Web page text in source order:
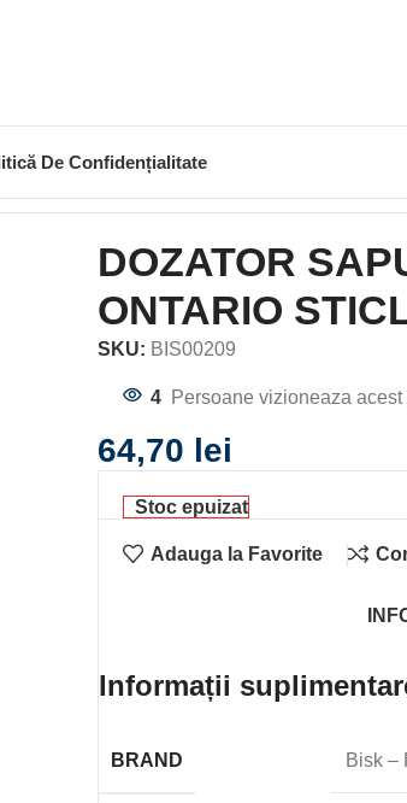
De Confidențialitate
DOZATOR
ONTARIO
SKU: BIS00209
4 Persoane vizioneaza acest
64,70 lei
Stoc epuizat
Adauga la Favorite
Informații
BRAND Bisk –